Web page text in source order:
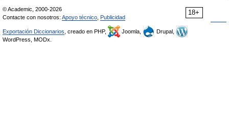
18+
© Academic, 2000-2026
Contacte con nosotros: Apoyo técnico Publicidad
Exportación Diccionarios , creado en PHP, Joomla,
Drupal,
WordPress, MODx.